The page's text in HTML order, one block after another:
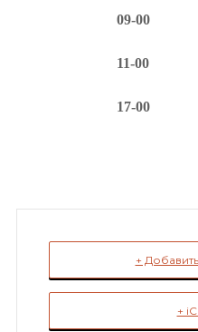
09-00
11-00
17-00
+
+